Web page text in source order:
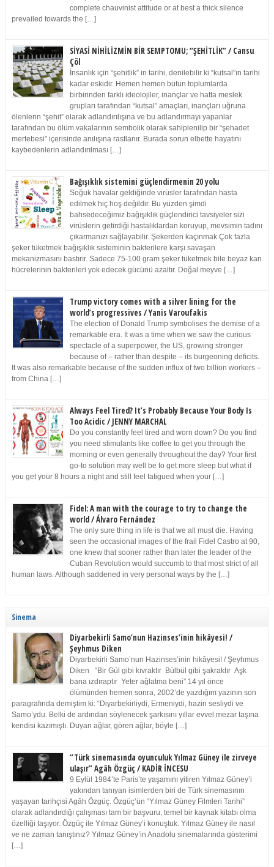
complete chauvinist attitude or at best a thick silence
prevailed towards the […]
SİYASİ NİHİLİZMİN BİR SEMPTOMU; “ŞEHİTLİK” / Cansu
Çöl
İnsanlık için “şehitlik” in tarihi, denilebilir ki “kutsal”ın tarihi
kadar eskidir. Hemen hemen bütün toplumlarda
birbirinden farklı ideolojiler, inançlar ve hatta meslek
grupları tarafından “kutsal” amaçları, inançları uğruna
ölenlerin “şehit” olarak adlandırılışına ve bu adlandırmayı yapanlar
tarafından bu ölüm vakalarının sembolik olarak sahiplenilip bir “şehadet
mertebesi” içerisinde anılışına rastlanır. Burada sorun elbette hayatını
kaybedenlerin adlandırılması […]
Bağışıklık sistemini güçlendirmenin 20 yolu
Soğuk havalar geldiğinde virüsler tarafından hasta
edilmek hiç hoş değildir. Bu yüzden şimdi
bahsedeceğimiz bağışıklık güçlendirici tavsiyeler sizi
virüslerin getirdiği hastalıklardan koruyup, mevsimin tadını
çıkarmanızı sağlayabilir. Şekerden kaçınmak Çok fazla
şeker tüketmek bağışıklık sisteminin bakterilere karşı savaşan
mekanizmasını bastırır. Sadece 75-100 gram şeker tüketmek bile beyaz kan
hücrelerinin bakterileri yok edecek gücünü azaltır. Doğal meyve […]
Trump victory comes with a silver lining for the
world’s progressives / Yanis Varoufakis
The election of Donald Trump symbolises the demise of a
remarkable era. It was a time when we saw the curious
spectacle of a superpower, the US, growing stronger
because of – rather than despite – its burgeoning deficits.
It was also remarkable because of the sudden influx of two billion workers –
from China […]
Always Feel Tired? It’s Probably Because Your Body Is
Too Acidic / JENNY MARCHAL
Do you constantly feel tired and worn down? Do you find
you need stimulants like coffee to get you through the
morning or even generally throughout the day? Your first
go-to solution may well be to get more sleep but what if
you get your 8 hours a night and still feel fatigued when your […]
Fidel: A man with the courage to try to change the
world / Álvaro Fernández
The only sure thing in life is that we all must die. Having
seen the occasional images of the frail Fidel Castro at 90,
one knew that sooner rather than later the leader of the
Cuban Revolution would succumb to that most strict of all
human laws. Although saddened in very personal ways by the […]
Sinema
Diyarbekirli Samo’nun Hazinses’inin hikâyesi! /
Şeyhmus Diken
Diyarbekirli Samo’nun Hazinses’inin hikâyesi! / Şeyhmus
Diken “Bir Gül gibi kıvraktır Bülbül gibi şakraktır Aşk
bana ızdıraptır Yeter ağlatma beni” 14 yıl önce
ölümünden hemen sonra, 2002’de yazdığım yazının son
paragrafında demiştim ki: “Diyarbekirliydi, Ermeniydi, hazin sesliydi ve
Samo’ydu. Belki de ardından söylenecek şarkısını yıllar evvel mezar taşına
kendisi kazımıştı. Duyan ağlar, gören ağlar, böyle […]
“Türk sinemasında oyunculuk Yılmaz Güney ile zirveye
ulaşır” Agâh Özgüç / KADİR İNCESU
9 Eylül 1984’te Paris’te yaşamını yitiren Yılmaz Güney’i
yakından tanıyan isimlerden biri de Türk sinemasının
yaşayan tarihçisi Agâh Özgüç. Özgüç’ün “Yılmaz Güney Filmleri Tarihi”
olarak adlandırdığı çalışması tam bir başvuru, temel bir kaynak kitabı olma
özelliği taşıyor. Özgüç ile Yılmaz Güney’i konuştuk. Yılmaz Güney ile nasıl
ve ne zaman tanıştınız? Yılmaz Güney’in Anadolu sinemalarında gösterimi
[…]